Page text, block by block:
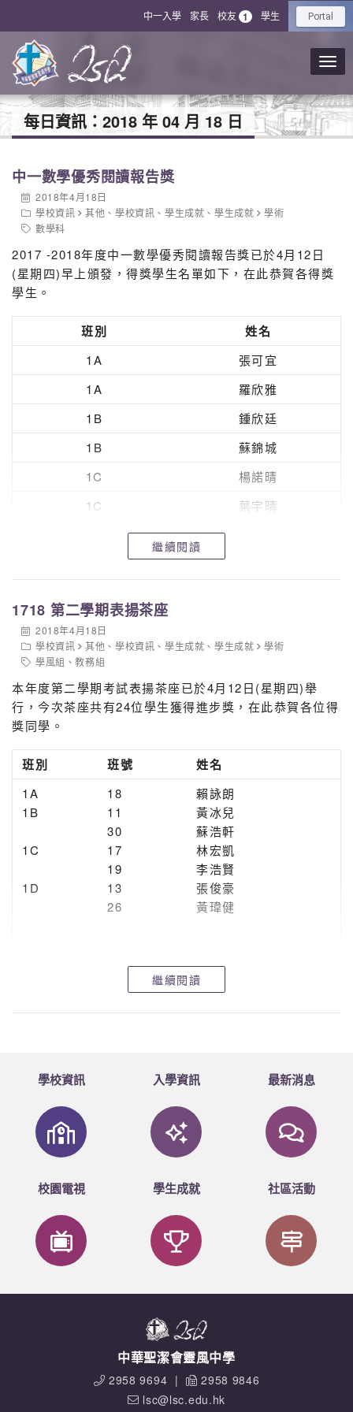
中一入學 家長 校友 1 學生 Portal
每日資訊： 2018 年 04 月 18 日
中一數學優秀閱讀報告獎
2018年4月18日
學校資訊
其他 、學校資訊 、學生成就 、學生成就
學術
數學科
2017 -2018年度中一數學優秀閱讀報告獎已於4月12日
(星期四)早上頒發，得獎學生名單如下，在此恭賀各得獎
學生。
班別 姓名
1A
張可宜
1A
羅欣雅
1B
鍾欣廷
1B
蘇錦城
1C
楊諾晴
1C
葉宇晴
繼續閱讀
1718 第二學期表揚茶座
2018年4月18日
學校資訊
其他 、學校資訊 、學生成就 、學生成就
學術
學風組 、教務組
本年度第二學期考試表揚茶座已於4月12日(星期四)舉
行，今次茶座共有24位學生獲得進步獎，在此恭賀各位得
獎同學。
班別 班號 姓名
1A
1B
1C
1D
18
11
30
17
19
13
26
賴詠朗
黃冰兒
蘇浩軒
林宏凱
李浩賢
張俊豪
黃瑋健
李樂詩
張家僖
姚俊熙
麥心瑩
陳家軒
4D
蘇鎂渟
徐迪峯
蘇詠心
余子將
繼續閱讀
學校資訊 入學資訊 最新消息
校園電視 學生成就 社區活動
中華聖潔會靈風中學
2958 9694 |
2958 9846
lsc@lsc.edu.hk